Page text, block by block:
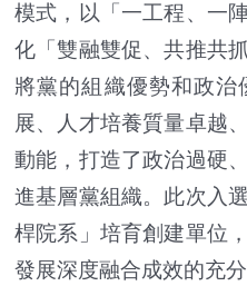
模式，以「一工程、一
化「雙融雙促、共推共
將黨的組織優勢和政
展、人才培養質量卓越
動能，打造了政治過硬
進基層黨組織。此次入
桿院系」培育創建單位
發展深度融合成效的充分